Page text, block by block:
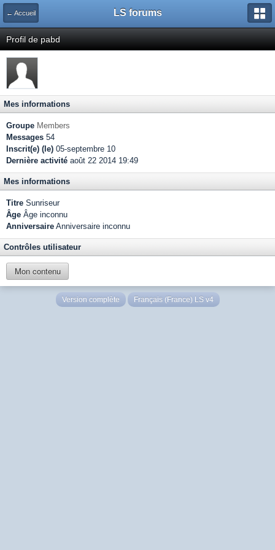
← Accueil LS forums
Profil de pabd
Mes informations
Groupe Members
Messages 54
Inscrit(e) (le) 05-septembre 10
Dernière activité août 22 2014 19:49
Mes informations
Titre Sunriseur
Âge Âge inconnu
Anniversaire Anniversaire inconnu
Contrôles utilisateur
Mon contenu
Version complète Français (France) LS v4